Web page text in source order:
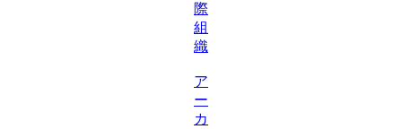
際
組
織
ア
ー
カ